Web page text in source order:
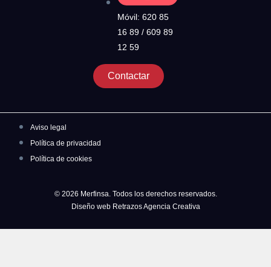
Móvil: 620 85
16 89 / 609 89
12 59
Contactar
Aviso legal
Política de privacidad
Política de cookies
© 2026 Merfinsa. Todos los derechos reservados.
Diseño web Retrazos Agencia Creativa